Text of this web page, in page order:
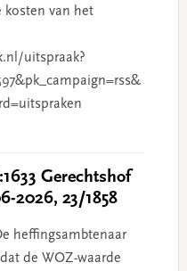
kosten van het
uitspraak?
Gerechtshof
2026, 23/1858
heffingsambtenaar
de WOZ-waarde